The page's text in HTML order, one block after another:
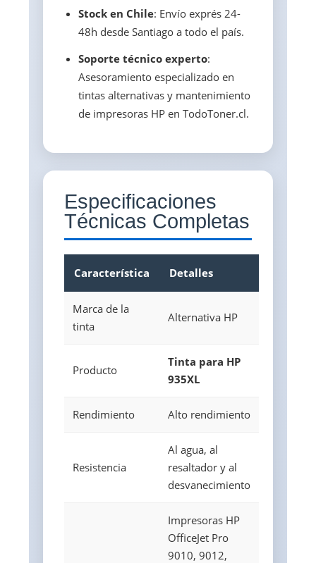
Stock en Chile: Envío exprés 24-
48h desde Santiago a todo el país.
Soporte técnico experto:
Asesoramiento especializado en
tintas alternativas y mantenimiento
de impresoras HP en TodoToner.cl.
Especificaciones
Técnicas Completas
Característica Detalles
Marca de la
tinta
Alternativa HP
Producto
Tinta para HP
935XL
Rendimiento Alto rendimiento
Resistencia
Al agua, al
resaltador y al
desvanecimiento
Impresoras HP
OfficeJet Pro
9010, 9012,